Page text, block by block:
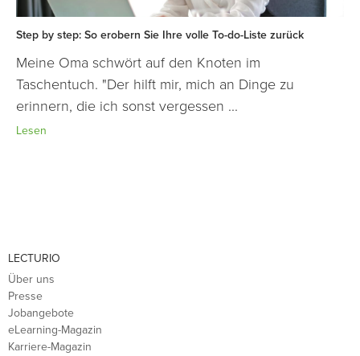
Step by step: So erobern Sie Ihre volle To-do-Liste zurück
Meine Oma schwört auf den Knoten im
Taschentuch. "Der hilft mir, mich an Dinge zu
erinnern, die ich sonst vergessen ...
Lesen
LECTURIO
Über uns
Presse
Jobangebote
eLearning-Magazin
Karriere-Magazin